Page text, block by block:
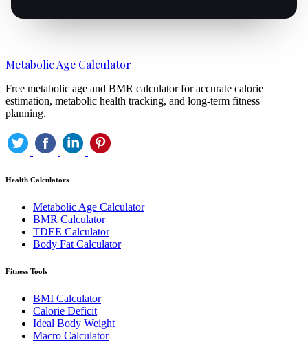
Metabolic Age Calculator
Free metabolic age and BMR calculator for accurate calorie
estimation, metabolic health tracking, and long-term fitness
planning.
Health Calculators
Metabolic Age Calculator
BMR Calculator
TDEE Calculator
Body Fat Calculator
Fitness Tools
BMI Calculator
Calorie Deficit
Ideal Body Weight
Macro Calculator